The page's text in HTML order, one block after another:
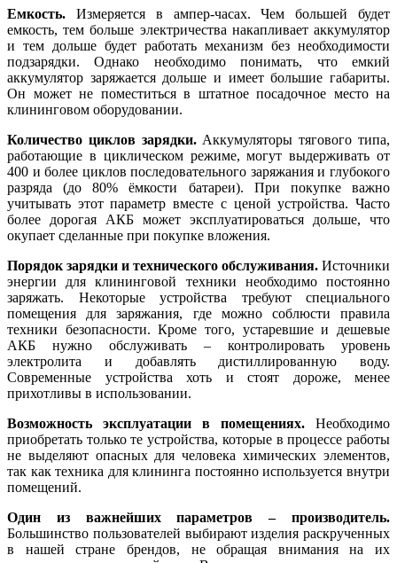
Емкость. Измеряется в ампер-часах. Чем большей будет
емкость, тем больше электричества накапливает аккумулятор
и тем дольше будет работать механизм без необходимости
подзарядки. Однако необходимо понимать, что емкий
аккумулятор заряжается дольше и имеет большие габариты.
Он может не поместиться в штатное посадочное место на
клининговом оборудовании.
Количество циклов зарядки.Аккумуляторы тягового типа,
работающие в циклическом режиме, могут выдерживать от
400 и более циклов последовательного заряжания и глубокого
разряда (до 80% ёмкости батареи). При покупке важно
учитывать этот параметр вместе с ценой устройства. Часто
более дорогая АКБ может эксплуатироваться дольше, что
окупает сделанные при покупке вложения.
Порядок зарядки и технического обслуживания. Источники
энергии для клининговой техники необходимо постоянно
заряжать. Некоторые устройства требуют специального
помещения для заряжания, где можно соблюсти правила
техники безопасности. Кроме того, устаревшие и дешевые
АКБ нужно обслуживать – контролировать уровень
электролита и добавлять дистиллированную воду.
Современные устройства хоть и стоят дороже, менее
прихотливы в использовании.
Возможность эксплуатации в помещениях. Необходимо
приобретать только те устройства, которые в процессе работы
не выделяют опасных для человека химических элементов,
так как техника для клининга постоянно используется внутри
помещений.
Один из важнейших параметров – производитель.
Большинство пользователей выбирают изделия раскрученных
в нашей стране брендов, не обращая внимания на их